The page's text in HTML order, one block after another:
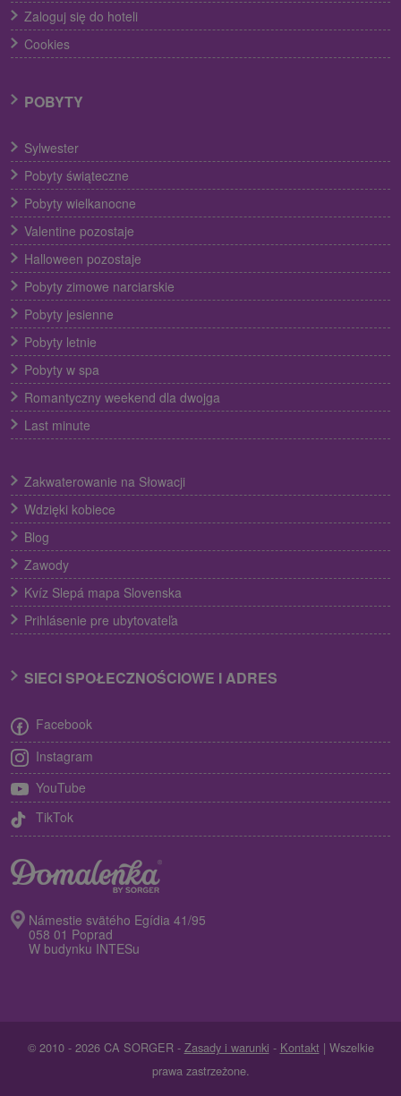
Zaloguj się do hoteli
Cookies
POBYTY
Sylwester
Pobyty świąteczne
Pobyty wielkanocne
Valentine pozostaje
Halloween pozostaje
Pobyty zimowe narciarskie
Pobyty jesienne
Pobyty letnie
Pobyty w spa
Romantyczny weekend dla dwojga
Last minute
Zakwaterowanie na Słowacji
Wdzięki kobiece
Blog
Zawody
Kvíz Slepá mapa Slovenska
Prihlásenie pre ubytovateľa
SIECI SPOŁECZNOŚCIOWE I ADRES
Facebook
Instagram
YouTube
TikTok
Námestie svätého Egídia 41/95
058 01 Poprad
W budynku INTESu
© 2010 - 2026 CA SORGER - Zasady i warunki - Kontakt | Wszelkie
prawa zastrzeżone.